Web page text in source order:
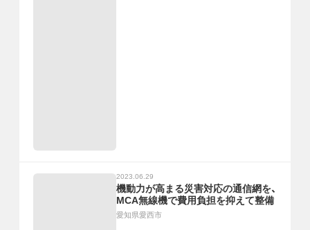
2023.06.29
機動力が高まる災害対応の通信網を、
MCA無線機で費用負担を抑えて整備
愛知県愛西市